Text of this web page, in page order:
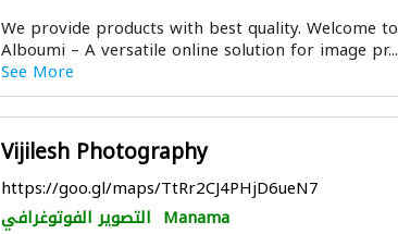
We provide products with best quality. Welcome to
Alboumi – A versatile online solution for image pr...
See More
Vijilesh Photography
https://goo.gl/maps/TtRr2CJ4PHjD6ueN7
التصوير الفوتوغرافي Manama